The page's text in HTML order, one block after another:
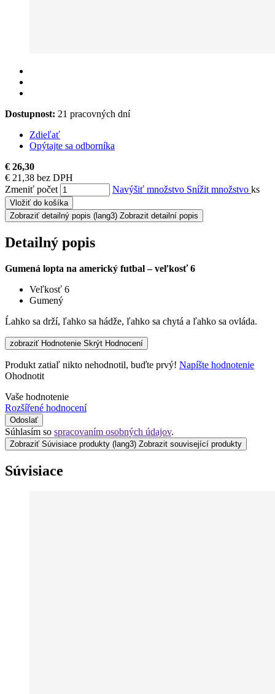
Dostupnost: 21 pracovných dní
Zdieľať
Opýtajte sa odborníka
€ 26,30
€ 21,38 bez DPH
Zmeniť počet
Navýšiť množstvo Snížit množstvo ks
Vložiť do košíka
Zobraziť detailný popis (lang3) Zobrazit detailní popis
Detailný popis
Gumená lopta na americký futbal – veľkosť 6
Veľkosť 6
Gumený
Ĺahko sa drží, ľahko sa hádže, ľahko sa chytá a ľahko sa ovláda.
zobraziť Hodnotenie Skrýt Hodnocení
Produkt zatiaľ nikto nehodnotil, buďte prvý! Napíšte hodnotenie
Ohodnotit
Vaše hodnotenie
Rozšířené hodnocení
Odoslať
Súhlasím so spracovaním osobných údajov.
Zobraziť Súvisiace produkty (lang3) Zobrazit související produkty
Súvisiace